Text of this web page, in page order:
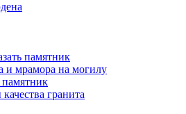
памятник
и мрамора на могилу
гранита